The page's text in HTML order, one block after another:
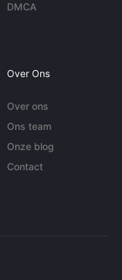
DMCA
Over Ons
Over ons
Ons team
Onze blog
Contact